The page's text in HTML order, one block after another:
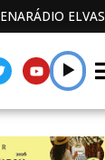
RÁDIO ELVAS